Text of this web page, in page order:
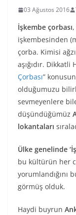
03 Ağustos 2016
İşkembe çorbası
işkembesinden
çorba. Kimisi
aşığıdır.
Çorbası”
olduğumuzu
sevmeyenlere
düşündüğümüz
lokantaları
Ülke genelinde
bu kültürün her
yorumlandığını
görmüş olduk.
Haydi buyrun